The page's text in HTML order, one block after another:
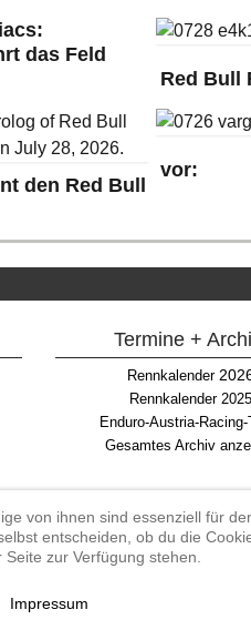
das Feld
Red Bull
den Red Bull
vor:
Termine +
Rennkalender
Rennkalender 2025
Enduro-Austria-Racing-
Gesamtes Archiv
Enduro, Endurosport,
von ihnen sind essenziell für
entscheiden, ob du die
zur Verfügung stehen.
Impressum